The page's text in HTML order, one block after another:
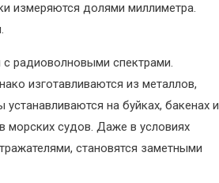
измеряются долями миллиметра.
радиоволновыми спектрами.
изготавливаются из металлов,
на буйках, бакенах и
морских судов. Даже в условиях
становятся заметными